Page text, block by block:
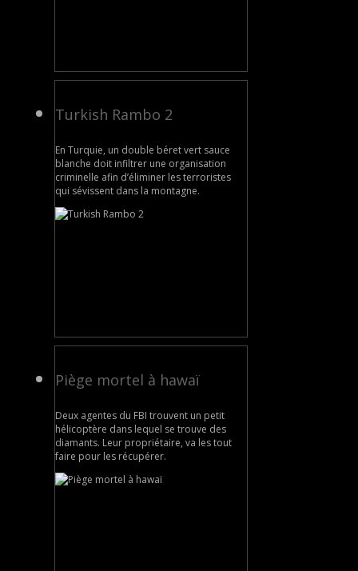
Turkish Rambo 2
En Turquie, un double béret vert sauce
blanche doit infiltrer une organisation
criminelle afin d’éliminer les terroristes
qui sévissent dans la montagne.
Piège mortel à hawaï
Deux agentes du FBI trouvent un petit
hélicoptère dans lequel se trouve des
diamants. Leur propriétaire, va les tout
faire pour les récupérer.